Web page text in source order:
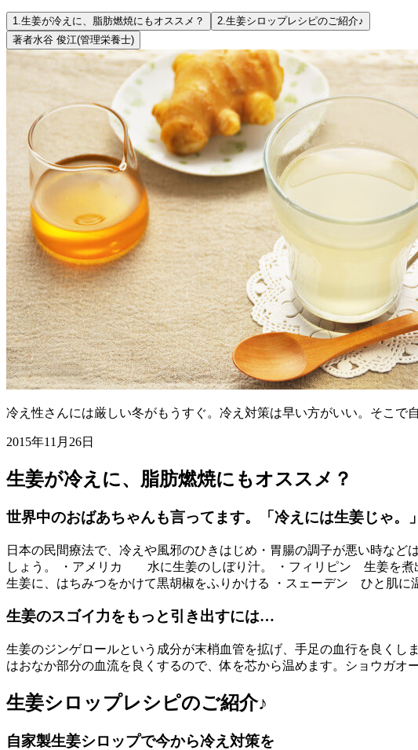
1.生姜が冷えに、脂肪燃焼にもオススメ？ 2.生姜シロップレシピのご紹介♪
著者水谷 俊江(管理栄養士)
冷え性さんには厳しい冬がもうすぐ。冷え対策は早い方がいい。そこ
2015年11月26日
生姜が冷えに、脂肪燃焼にもオススメ？
世界中のおばあちゃんも言ってます。「冷えには生姜じゃ。」
日本の民間療法で、冷えや風邪のひきはじめ・胃腸の調子が悪い時な
しょう。 ・アメリカ 水に生姜のしぼり汁。 ・フィリピン 生姜を
生姜に、はちみつをかけて黒胡椒をふりかける ・スェーデン ひと肌に
生姜のスゴイ力をもっと引き出すには…
生姜のジンゲロールという成分が末梢血管を拡げ、手足の血行を良く
はおなか部分の血流を良くするので、体を芯から温めます。ショウガ
生姜シロップレシピのご紹介♪
自家製生姜シロップで今から冷え対策を